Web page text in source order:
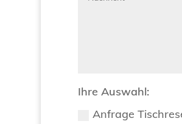
Ihre Auswahl:
Anfrage